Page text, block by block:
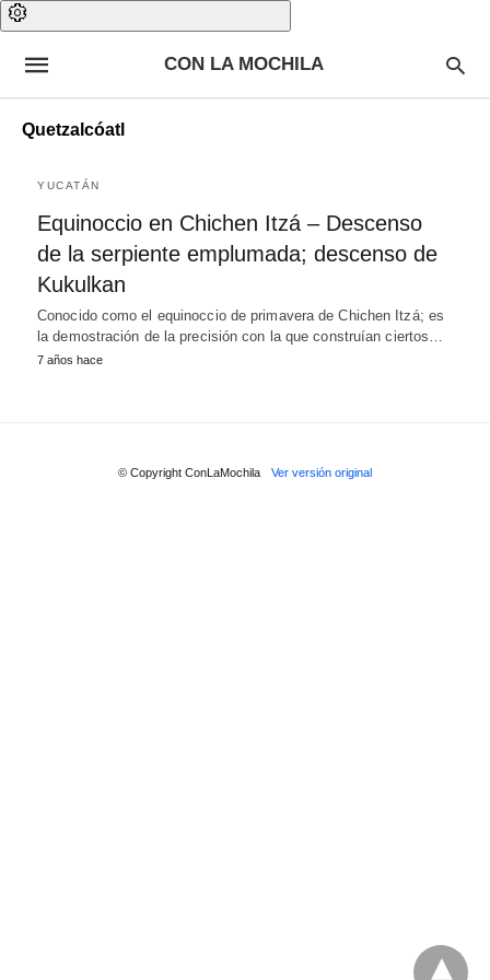
CON LA MOCHILA
Quetzalcóatl
YUCATÁN
Equinoccio en Chichen Itzá – Descenso
de la serpiente emplumada; descenso de
Kukulkan
Conocido como el equinoccio de primavera de Chichen Itzá; es
la demostración de la precisión con la que construían ciertos…
7 años hace
© Copyright ConLaMochila Ver versión original